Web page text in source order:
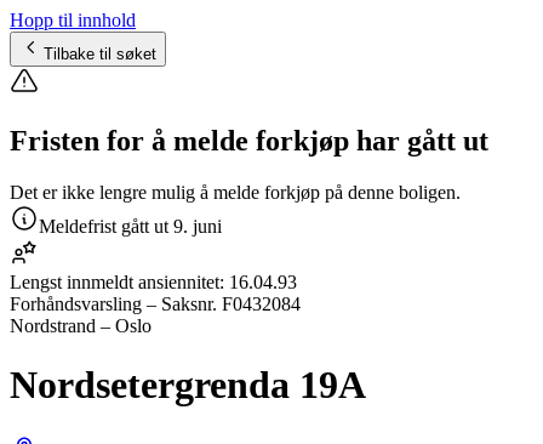
Hopp til innhold
Tilbake til søket
Fristen for å melde forkjøp har gått ut
Det er ikke lengre mulig å melde forkjøp på denne boligen.
Meldefrist gått ut 9. juni
Lengst innmeldt ansiennitet: 16.04.93
Forhåndsvarsling – Saksnr. F0432084
Nordstrand – Oslo
Nordsetergrenda 19A